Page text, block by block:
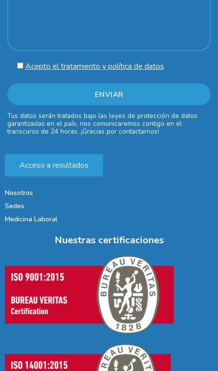
Acepto el tratamiento y política de datos
Tus datos serán tratados bajo las leyes de protección de datos
garantizadas en el país, nos comunicaremos contigo en el
transcurso de 24 horas. ¡Gracias por contactarnos!
Acceso a resultados
Nosotros
Sedes
Medicina Laboral
Nuestras certificaciones